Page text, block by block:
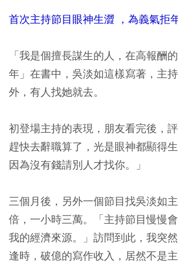
首次主持節目眼神生澀 ，為義氣拒
「我是個擅長謀生的人，在高報酬
年」在書中，吳淡如這樣寫著，主
外，有人找她就去。
初登場主持的表現，朋友看完後，
趕快去辭職算了，光是眼神都顯得
因為沒有錢請別人才找你。」
三個月後，另外一個節目找吳淡如
倍，一小時三萬。「主持節目慢慢
我的經濟來源。」訪問到此，我突
逢時，破億的寫作收入，居然不是